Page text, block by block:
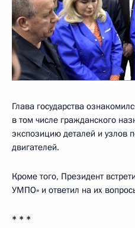
Глава государства
в том числе гражданского
экспозицию деталей и узлов
двигателей.
Кроме того, Президент
УМПО» и ответил на их
* * *